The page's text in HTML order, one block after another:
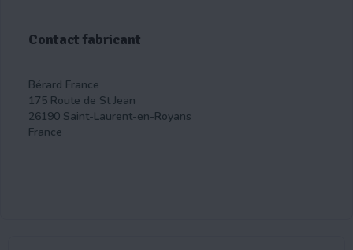
Contact fabricant
Bérard France
175 Route de St Jean
26190 Saint-Laurent-en-Royans
France